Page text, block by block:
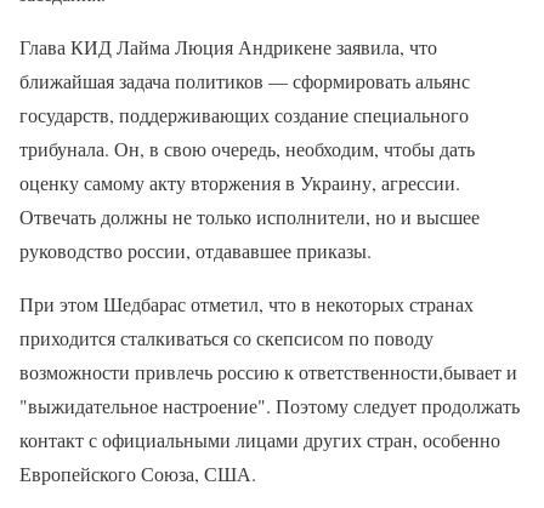
Глава КИД Лайма Люция Андрикене заявила, что
ближайшая задача политиков — сформировать альянс
государств, поддерживающих создание специального
трибунала. Он, в свою очередь, необходим, чтобы дать
оценку самому акту вторжения в Украину, агрессии.
Отвечать должны не только исполнители, но и высшее
руководство россии, отдававшее приказы.
При этом Шедбарас отметил, что в некоторых странах
приходится сталкиваться со скепсисом по поводу
возможности привлечь россию к ответственности,бывает и
"выжидательное настроение". Поэтому следует продолжать
контакт с официальными лицами других стран, особенно
Европейского Союза, США.